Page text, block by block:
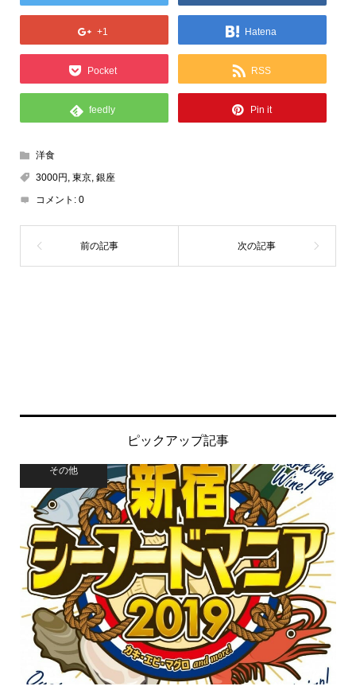
+1 Hatena
Pocket RSS
feedly Pin it
洋食
3000円 , 東京, 銀座
コメント: 0
ピックアップ記事
その他